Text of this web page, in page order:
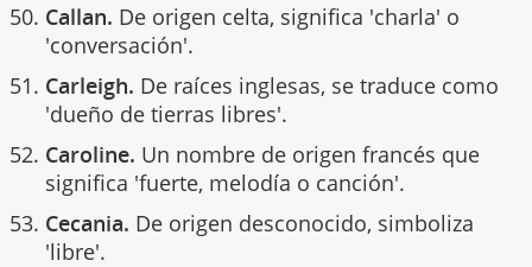
Callan. De origen celta, significa 'charla' o
'conversación'.
Carleigh. De raíces inglesas, se traduce como
'dueño de tierras libres'.
Caroline. Un nombre de origen francés que
significa 'fuerte, melodía o canción'.
Cecania. De origen desconocido, simboliza
'libre'.